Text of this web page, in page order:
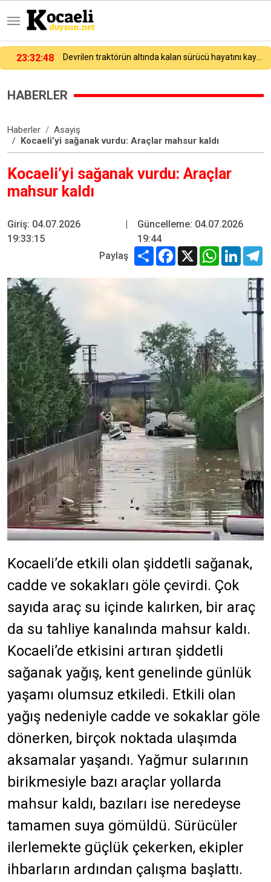
22:46:19 Kandıra’da 2 kişi denizde boğuldu, 1 kişi kayıp
HABERLER
Haberler
Asayiş
Kocaeli’yi sağanak vurdu: Araçlar mahsur kaldı
Kocaeli’yi sağanak vurdu: Araçlar
mahsur kaldı
Giriş: 04.07.2026
19:33:15
|
Güncelleme: 04.07.2026
19:44
Paylaş
Share Facebook
X WhatsApp
Kocaeli’de etkili olan şiddetli sağanak,
cadde ve sokakları göle çevirdi. Çok
sayıda araç su içinde kalırken, bir araç
da su tahliye kanalında mahsur kaldı.
Kocaeli’de etkisini artıran şiddetli
sağanak yağış, kent genelinde günlük
yaşamı olumsuz etkiledi. Etkili olan
yağış nedeniyle cadde ve sokaklar göle
dönerken, birçok noktada ulaşımda
aksamalar yaşandı. Yağmur sularının
birikmesiyle bazı araçlar yollarda
mahsur kaldı, bazıları ise neredeyse
tamamen suya gömüldü. Sürücüler
ilerlemekte güçlük çekerken, ekipler
ihbarların ardından çalışma başlattı.